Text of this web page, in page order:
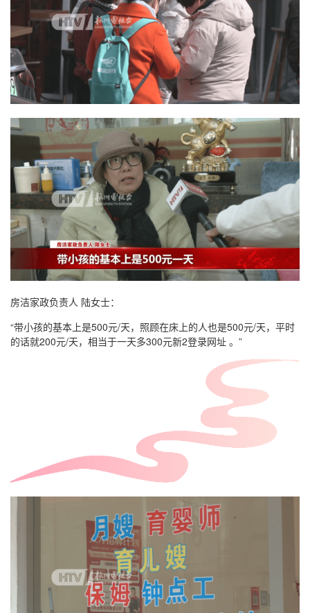
房洁家政负责人 陆女士：
“带小孩的基本上是500元/天，照顾在床上的人也是500元/天，平时
的话就200元/天，相当于一天多300元新2登录网址 。”